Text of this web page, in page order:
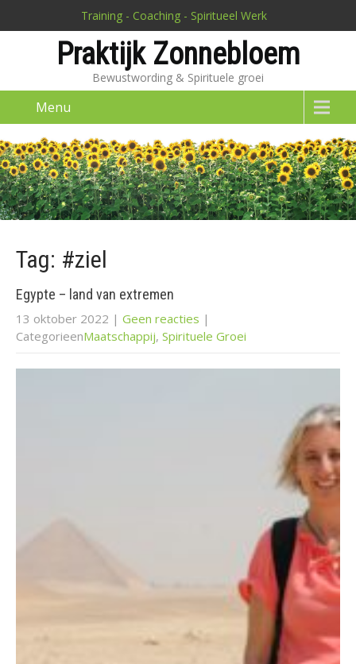
Training - Coaching - Spiritueel Werk
Praktijk Zonnebloem
Bewustwording & Spirituele groei
Menu
Tag: #ziel
Egypte – land van extremen
13 oktober 2022 | Geen reacties |
CategorieenMaatschappij, Spirituele Groei